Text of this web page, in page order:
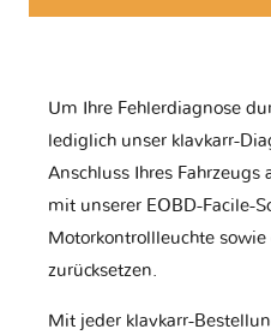
Um Ihre Fehlerdiagnose
lediglich unser klavkarr-
Anschluss Ihres Fahrzeugs
mit unserer EOBD-Facile-
Motorkontrollleuchte sowie
zurücksetzen.
Mit jeder klavkarr-